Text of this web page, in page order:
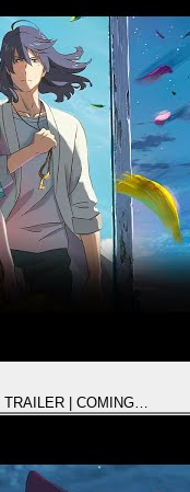
TRAILER | COMING…